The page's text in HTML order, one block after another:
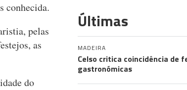
conhecida.
pelas
as
do
Últimas
MADEIRA
Celso critica coincidência de
gastronómicas